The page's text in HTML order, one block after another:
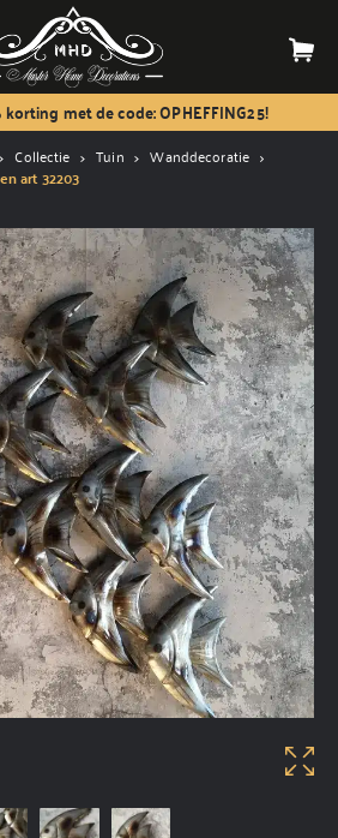
met de code: OPHEFFING25!
Collectie Tuin Wanddecoratie
art 32203